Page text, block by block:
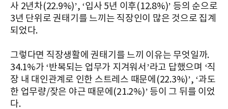
사 2년차(22.9%)’, ‘입사 5년 이후(12.8%)’ 등의 순으로
3년 단위로 권태기를 느끼는 직장인이 많은 것으로 집계
되었다.
그렇다면 직장생활에 권태기를 느끼 이유는 무엇일까.
34.1%가 ‘반복되는 업무가 지겨워서’라고 답했으며 ‘직
장 내 대인관계로 인한 스트레스 때문에(22.3%)’, ‘과도
한 업무량/잦은 야근 때문에(21.2%)’ 등이 그 뒤를 이었
다.